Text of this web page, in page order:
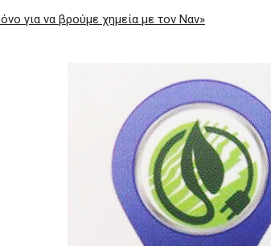
για να βρούμε χημεία με τον Ναν»